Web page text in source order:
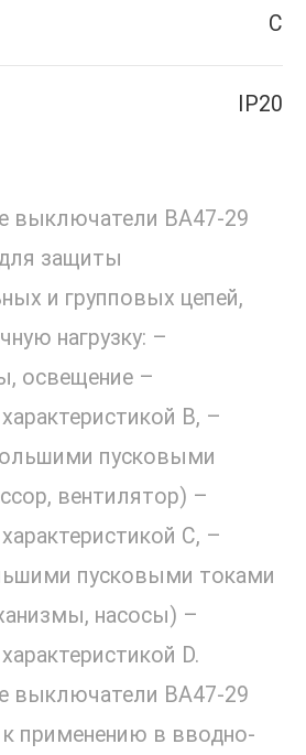
C
IP20
выключатели ВА47-29
защиты
и групповых цепей,
нагрузку: –
освещение –
В, –
пусковыми
вентилятор) –
C, –
пусковыми токами
насосы) –
D.
выключатели ВА47-29
применению в вводно-